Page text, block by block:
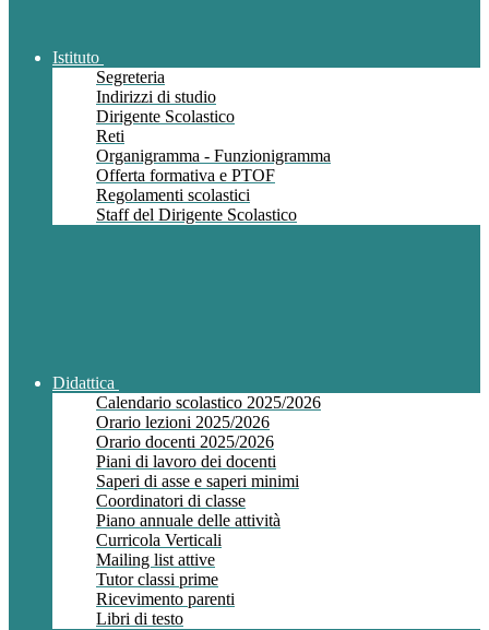
Istituto
Segreteria
Indirizzi di studio
Dirigente Scolastico
Reti
Organigramma - Funzionigramma
Offerta formativa e PTOF
Regolamenti scolastici
Staff del Dirigente Scolastico
Didattica
Calendario scolastico 2025/2026
Orario lezioni 2025/2026
Orario docenti 2025/2026
Piani di lavoro dei docenti
Saperi di asse e saperi minimi
Coordinatori di classe
Piano annuale delle attività
Curricola Verticali
Mailing list attive
Tutor classi prime
Ricevimento parenti
Libri di testo